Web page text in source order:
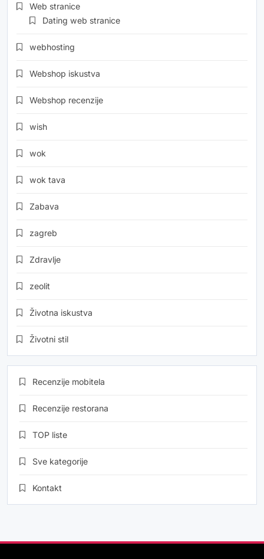
Web stranice
Dating web stranice
webhosting
Webshop iskustva
Webshop recenzije
wish
wok
wok tava
Zabava
zagreb
Zdravlje
zeolit
Životna iskustva
Životni stil
Recenzije mobitela
Recenzije restorana
TOP liste
Sve kategorije
Kontakt